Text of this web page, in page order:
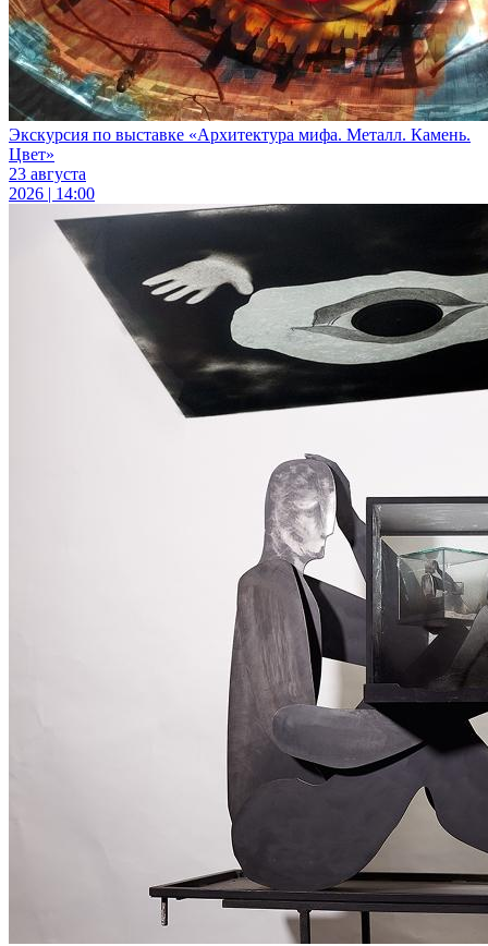
Экскурсия по выставке «Архитектура мифа. Металл. Камень.
Цвет»
23 августа
2026 | 14:00